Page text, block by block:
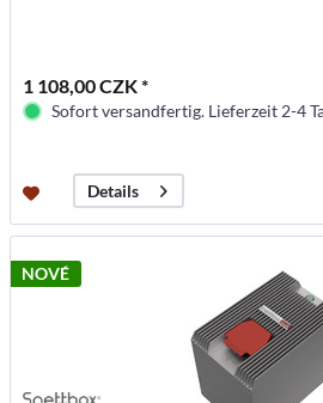
1 108,00 CZK *
Sofort versandfertig. Lieferzeit 2-4
Details
NOVÉ